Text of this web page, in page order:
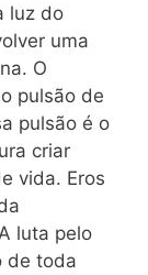
luz do
uma
O
pulsão de
pulsão é o
criar
vida. Eros
luta pelo
de toda